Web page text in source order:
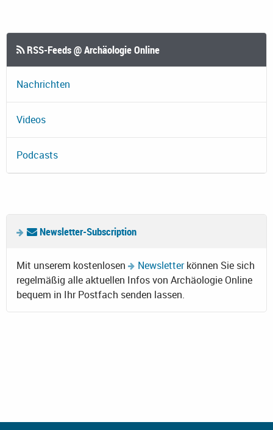
RSS-Feeds @ Archäologie Online
Nachrichten
Videos
Podcasts
Newsletter-Subscription
Mit unserem kostenlosen Newsletterkönnen Sie sich
regelmäßig alle aktuellen Infos von Archäologie Online
bequem in Ihr Postfach senden lassen.